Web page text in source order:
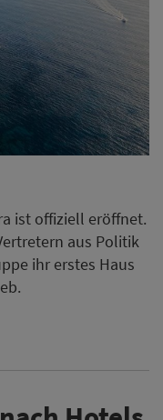
ist offiziell eröffnet.
aus Politik
ihr erstes Haus